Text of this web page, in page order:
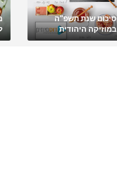
סיכום שנת תשפ"ה
במוזיקה היהודית